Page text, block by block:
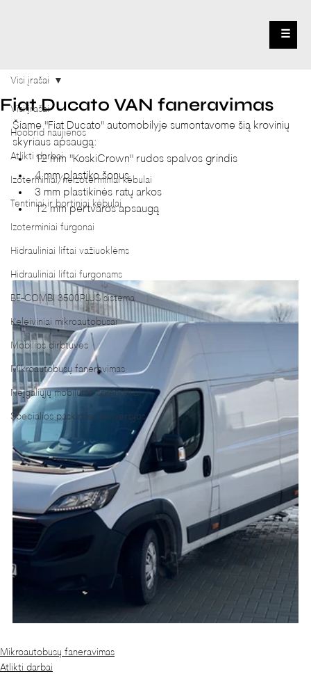
☰
Visi įrašai
Hoobrid naujienos
Atlikti darbai
Izoterminiai/neizoterminiai kėbulai
Tentiniai ir bortiniai kėbulai
Izoterminiai furgonai
Hidrauliniai liftai važiuoklėms
Hidrauliniai liftai furgonams
BE-COMBI 3500PLUS sistema
Keleiviniai mikroautobusai
Mobilios dirbtuvės
Mikroautobusų faneravimas
Neįgaliųjų mobilumo sprendimai
Specialios paskirties konversijos
Visi įrašai
Fiat Ducato VAN faneravimas
Šiame "Fiat Ducato" automobilyje sumontavome šią krovinių
skyriaus apsaugą:
12 mm "KoskiCrown" rudos spalvos grindis
4 mm plastiko šonus
3 mm plastikinės ratų arkos
12 mm pertvaros apsaugą
Mikroautobusų faneravimas
Atlikti darbai